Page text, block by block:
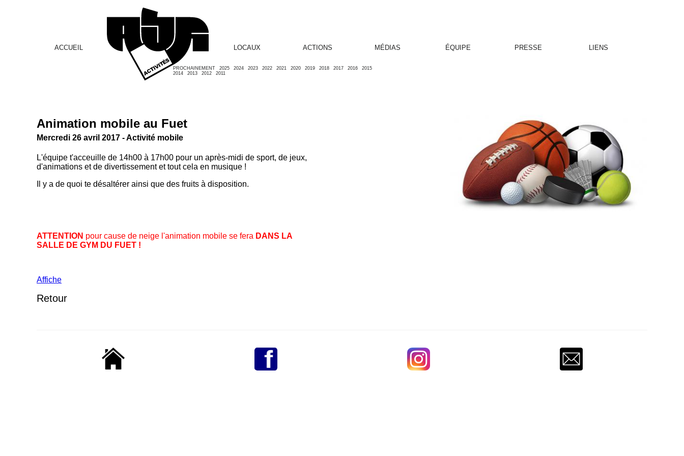
ACCUEIL
PROCHAINEMENT 2025 2024 2023 2022 2021 2020 2019 2018 2017 2016
2015
2014
2013 2012 2011
LOCAUX ACTIONS MÉDIAS ÉQUIPE PRESSE LIENS
Animation mobile au Fuet
Mercredi 26 avril 2017 - Activité mobile
L'équipe t'acceuille de 14h00 à 17h00 pour un après-midi de sport, de jeux,
d'animations et de divertissement et tout cela en musique !
Il y a de quoi te désaltérer ainsi que des fruits à disposition.
ATTENTION pour cause de neige l'animation mobile se fera DANS LA
SALLE DE GYM DU FUET !
Affiche
Retour